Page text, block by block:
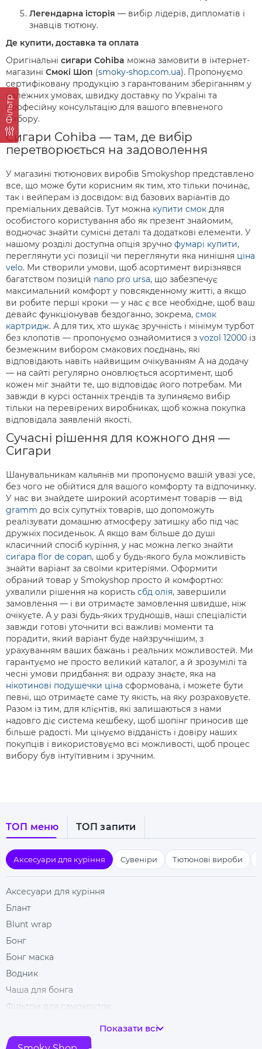
Фільтр
Легендарна історія — вибір лідерів, дипломатів і
знавців тютюну.
Де купити, доставка та оплата
Оригінальні сигари Cohiba можна замовити в інтернет-
магазині Смокі Шоп (smoky-shop.com.ua). Пропонуємо
сертифіковану продукцію з гарантованим зберіганням у
належних умовах, швидку доставку по Україні та
професійну консультацію для вашого впевненого
вибору.
Сигари Cohiba — там, де вибір
перетворюється на задоволення
У магазині тютюнових виробів Smokyshop представлено
все, що може бути корисним як тим, хто тільки починає,
так і вейперам із досвідом: від базових варіантів до
преміальних девайсів. Тут можна купити смок для
особистого користування або як презент знайомим,
водночас знайти сумісні деталі та додаткові елементи. У
нашому розділі доступна опція зручно фумарі купити,
переглянути усі позиції чи переглянути яка нинішня ціна
velo. Ми створили умови, щоб асортимент вирізнявся
багатством позицій nano pro ursa, що забезпечує
максимальний комфорт у повсякденному житті, а якщо
ви робите перші кроки — у нас є все необхідне, щоб ваш
девайс функціонував бездоганно, зокрема, смок
картридж. А для тих, хто шукає зручність і мінімум турбот
без клопотів — пропонуємо ознайомитися з vozol 12000 із
безмежним вибором смакових поєднань, які
відповідають навіть найвищим очікуванням А на додачу
— на сайті регулярно оновлюється асортимент, щоб
кожен міг знайти те, що відповідає його потребам. Ми
завжди в курсі останніх трендів та зупиняємо вибір
тільки на перевірених виробниках, щоб кожна покупка
відповідала заявленій якості.
Сучасні рішення для кожного дня —
Сигари
Шанувальникам кальянів ми пропонуємо вашій увазі усе,
без чого не обійтися для вашого комфорту та відпочинку.
У нас ви знайдете широкий асортимент товарів — від
gramm до всіх супутніх товарів, що допоможуть
реалізувати домашню атмосферу затишку або під час
дружніх посиденьок. А якщо вам більше до душі
класичний спосіб куріння, у нас можна легко знайти
сигара flor de copan, щоб у будь-якого була можливість
знайти варіант за своїми критеріями. Оформити
обраний товар у Smokyshop просто й комфортно:
ухвалили рішення на користь сбд олія, завершили
замовлення — і ви отримаєте замовлення швидше, ніж
очікуєте. А у разі будь-яких труднощів, наші спеціалісти
завжди готові уточнити всі важливі моменти та
порадити, який варіант буде найзручнішим, з
урахуванням ваших бажань і реальних можливостей. Ми
гарантуємо не просто великий каталог, а й зрозумілі та
чесні умови придбання: ви одразу знаєте, яка на
нікотинові подушечки ціна сформована, і можете бути
певні, що отримаєте саме ту якість, на яку розраховуєте.
Разом із тим, для клієнтів, які залишаються з нами
надовго діє система кешбеку, щоб шопінг приносив ще
більше радості. Ми цінуємо відданість і довіру наших
покупців і використовуємо всі можливості, щоб процес
вибору був інтуїтивним і зручним.
ТОП меню ТОП запити
Аксесуари для куріння Сувеніри Тютюнові вироби
Аксесуари для куріння
Блант
Blunt wrap
Бонг
Бонг маска
Водник
Чаша для бонга
Фільтри для самокруток
Гріндери
Показати всі